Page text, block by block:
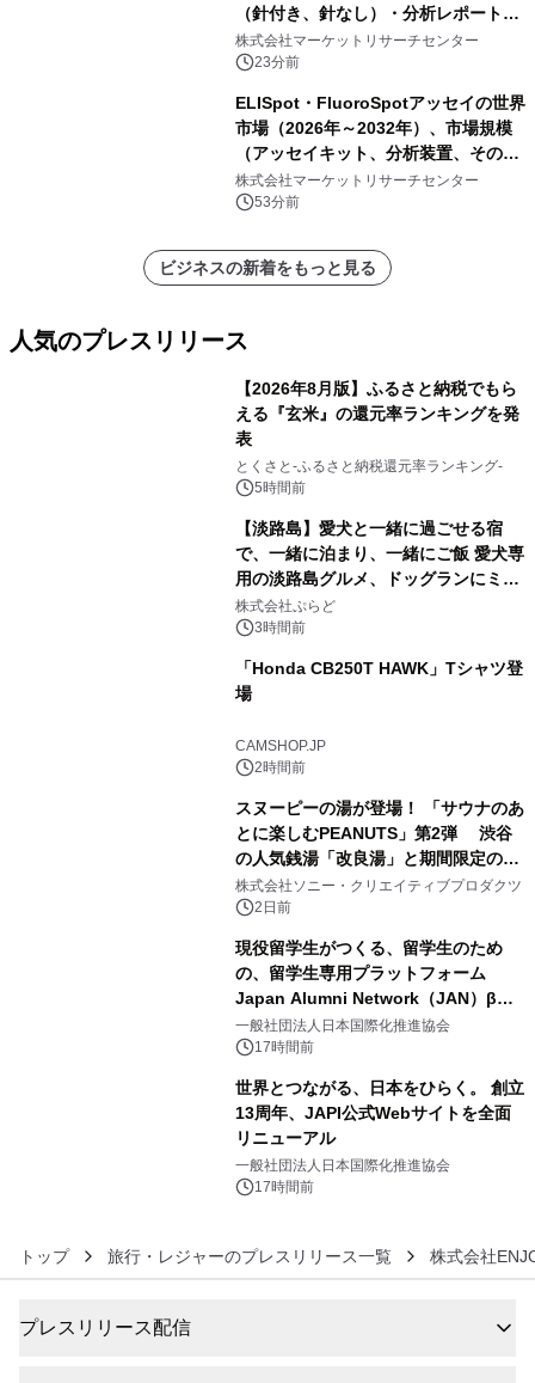
（針付き、針なし）・分析レポートを
発表
株式会社マーケットリサーチセンター
23分前
ELISpot・FluoroSpotアッセイの世界
市場（2026年～2032年）、市場規模
（アッセイキット、分析装置、その
他）・分析レポートを発表
株式会社マーケットリサーチセンター
53分前
ビジネスの新着をもっと見る
人気のプレスリリース
【2026年8月版】ふるさと納税でもら
える『玄米』の還元率ランキングを発
表
とくさと-ふるさと納税還元率ランキング-
5時間前
【淡路島】愛犬と一緒に過ごせる宿
で、一緒に泊まり、一緒にご飯 愛犬専
用の淡路島グルメ、ドッグランにミニ
プール グランピングとトレーラーハウ
スの2施設で
株式会社ぷらど
3時間前
「Honda CB250T HAWK」Tシャツ登
場
CAMSHOP.JP
2時間前
スヌーピーの湯が登場！ 「サウナのあ
とに楽しむPEANUTS」第2弾 渋谷
の人気銭湯「改良湯」と期間限定のコ
ラボレーション サウナイキタイコラ
ボグッズも発売決定！
株式会社ソニー・クリエイティブプロダクツ
2日前
現役留学生がつくる、留学生のため
の、留学生専用プラットフォーム
Japan Alumni Network（JAN）β版
をリリース
一般社団法人日本国際化推進協会
17時間前
世界とつながる、日本をひらく。 創立
13周年、JAPI公式Webサイトを全面
リニューアル
一般社団法人日本国際化推進協会
17時間前
トップ 旅行・レジャーのプレスリリース一覧 株式会社
プレスリリース配信